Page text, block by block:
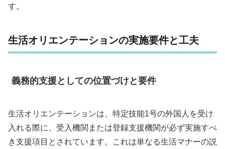
す。
生活オリエンテーションの実施要件と工夫
義務的支援としての位置づけと要件
生活オリエンテーションは、特定技能1号の外国人を受け
入れる際に、受入機関または登録支援機関が必ず実施すべ
き支援項目とされています。これは単なる生活マナーの説